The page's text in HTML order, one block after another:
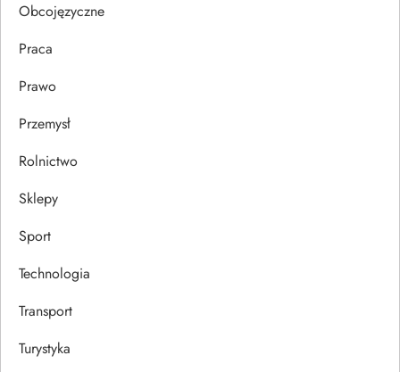
u
Obcojęzyczne
Praca
Prawo
Przemysł
Rolnictwo
Sklepy
Sport
Technologia
Transport
Turystyka